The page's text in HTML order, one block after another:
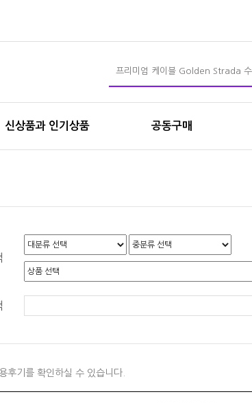
신상품과 인기상품 공동구매
후기를 확인하실 수 있습니다.